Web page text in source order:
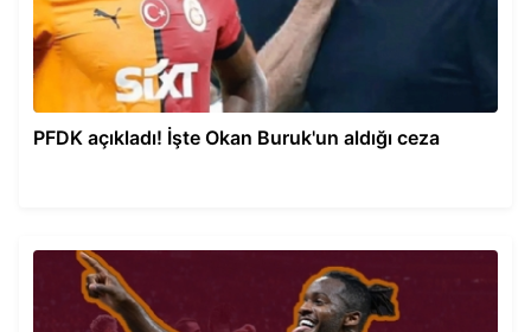
PFDK açıkladı! İşte Okan Buruk'un aldığı ceza